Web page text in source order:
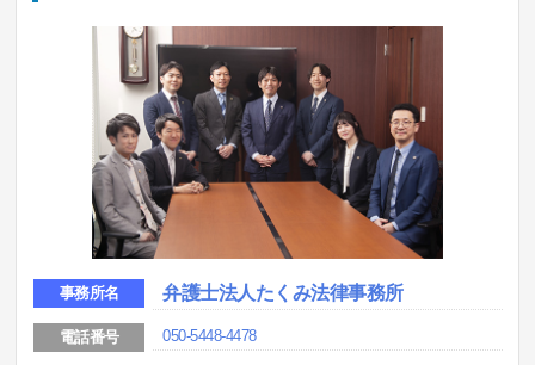
事務所名 弁護士法人たくみ法律事務所
電話番号 050-5448-4478